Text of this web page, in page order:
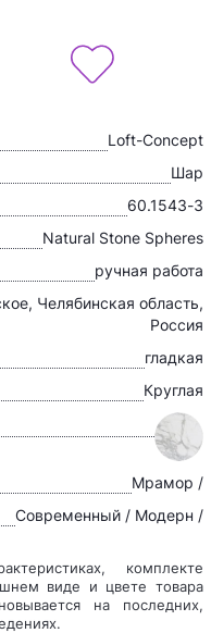
Loft-Concept
Шар
60.1543-3
Natural Stone Spheres
ручная работа
Челябинская область,
Россия
гладкая
Круглая
Мрамор /
Современный / Модерн /
виде и цвете товара
на последних,